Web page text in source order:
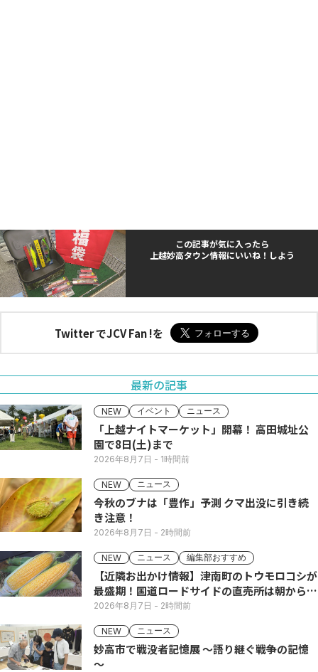
この記事が気に入ったら
上越妙高タウン情報にいいね！しよう
Twitter でJCV Fan !を
最新の記事
NEW イベント ニュース
「上越ナイトマーケット」開幕！ 高田城址公
園で8日(土)まで
2026年8月7日 - 1時間前
NEW ニュース
今秋のブナは「豊作」予測 クマ出没に引き続
き注意！
2026年8月7日 - 2時間前
NEW ニュース 編集部おすすめ
【近隣お出かけ情報】津南町のトウモロコシが
最盛期！国道ロードサイドの直売所は朝から長
い列
2026年8月7日 - 2時間前
NEW ニュース
妙高市で戦没者記憶展 ～語り継ぐ戦争の記憶
～